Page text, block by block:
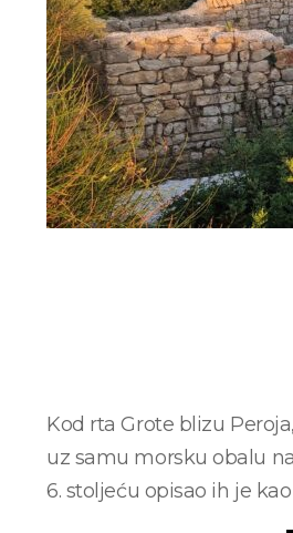
Kod rta Grote blizu
uz samu morsku obalu
6. stoljeću opisao ih je kao